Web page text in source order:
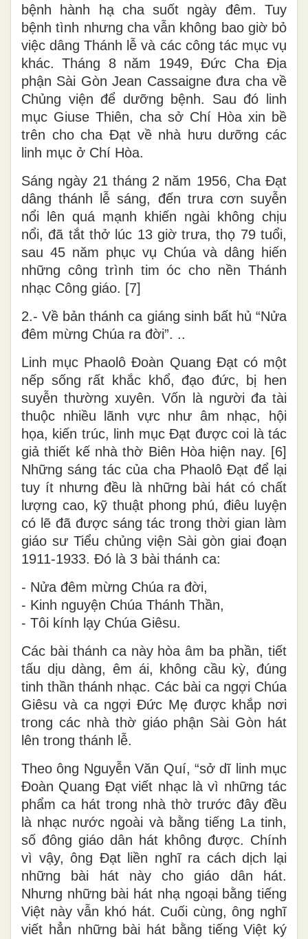
bệnh hành hạ cha suốt ngày đêm. Tuy
bệnh tình nhưng cha vẫn không bao giờ bỏ
việc dâng Thánh lễ và các công tác mục vụ
khác. Tháng 8 năm 1949, Đức Cha Địa
phận Sài Gòn Jean Cassaigne đưa cha về
Chủng viện để dưỡng bệnh. Sau đó linh
mục Giuse Thiên, cha sở Chí Hòa xin bề
trên cho cha Đạt về nhà hưu dưỡng các
linh mục ở Chí Hòa.
Sáng ngày 21 tháng 2 năm 1956, Cha Đạt
dâng thánh lễ sáng, đến trưa cơn suyễn
nổi lên quá mạnh khiến ngài không chịu
nổi, đã tắt thở lúc 13 giờ trưa, thọ 79 tuổi,
sau 45 năm phục vụ Chúa và dâng hiến
những công trình tim óc cho nền Thánh
nhạc Công giáo. [7]
2.- Về bản thánh ca giáng sinh bất hủ “Nửa
đêm mừng Chúa ra đời”. ..
Linh mục Phaolô Đoàn Quang Đạt có một
nếp sống rất khắc khổ, đạo đức, bị hen
suyễn thường xuyên. Vốn là người đa tài
thuộc nhiều lãnh vực như âm nhạc, hội
họa, kiến trúc, linh mục Đạt được coi là tác
giả thiết kế nhà thờ Biên Hòa hiện nay. [6]
Những sáng tác của cha Phaolô Đạt để lại
tuy ít nhưng đều là những bài hát có chất
lượng cao, kỹ thuật phong phú, điêu luyện
có lẽ đã được sáng tác trong thời gian làm
giáo sư Tiểu chủng viện Sài gòn giai đoạn
1911-1933. Đó là 3 bài thánh ca:
- Nửa đêm mừng Chúa ra đời,
- Kinh nguyện Chúa Thánh Thần,
- Tôi kính lạy Chúa Giêsu.
Các bài thánh ca này hòa âm ba phần, tiết
tấu dịu dàng, êm ái, không cầu kỳ, đúng
tinh thần thánh nhạc. Các bài ca ngợi Chúa
Giêsu và ca ngợi Đức Mẹ được khắp nơi
trong các nhà thờ giáo phận Sài Gòn hát
lên trong thánh lễ.
Theo ông Nguyễn Văn Quí, “sở dĩ linh mục
Đoàn Quang Đạt viết nhạc là vì những tác
phẩm ca hát trong nhà thờ trước đây đều
là nhạc nước ngoài và bằng tiếng La tinh,
số đông giáo dân hát không được. Chính
vì vậy, ông Đạt liền nghĩ ra cách dịch lại
những bài hát này cho giáo dân hát.
Nhưng những bài hát nhạ ngoại bằng tiếng
Việt này vẫn khó hát. Cuối cùng, ông nghĩ
viết hẳn những bài hát bằng tiếng Việt ký